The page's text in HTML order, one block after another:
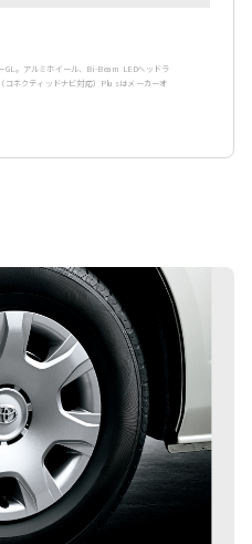
GL。アルミホイール、Bi-Beam LEDヘッドラ
コネクティッドナビ対応）Plusはメーカーオ